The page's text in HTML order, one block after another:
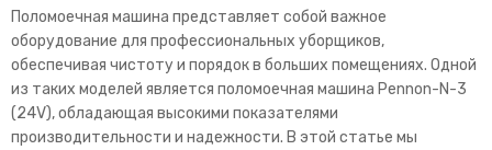
Поломоечная машина представляет собой важное
оборудование для профессиональных уборщиков,
обеспечивая чистоту и порядок в больших помещениях. Одной
из таких моделей является поломоечная машина Pennon-N-3
(24V), обладающая высокими показателями
производительности и надежности. В этой статье мы